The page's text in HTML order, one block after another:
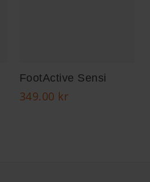
FootActive Sensi
349.00 kr